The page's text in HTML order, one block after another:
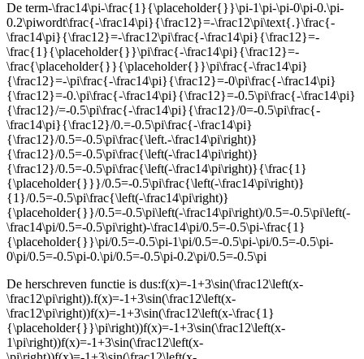
De term-\frac14\pi-\frac{1}{\placeholder{}}\pi-1\pi-\pi-0\pi-0.\pi-
0.2\piwordt\frac{-\frac14\pi}{\frac12}=-\frac12\pi\text{.}\frac{-
\frac14\pi}{\frac12}=-\frac12\pi\frac{-\frac14\pi}{\frac12}=-
\frac{1}{\placeholder{}}\pi\frac{-\frac14\pi}{\frac12}=-
\frac{\placeholder{}}{\placeholder{}}\pi\frac{-\frac14\pi}
{\frac12}=-\pi\frac{-\frac14\pi}{\frac12}=-0\pi\frac{-\frac14\pi}
{\frac12}=-0.\pi\frac{-\frac14\pi}{\frac12}=-0.5\pi\frac{-\frac14\pi}
{\frac12}/=-0.5\pi\frac{-\frac14\pi}{\frac12}/0=-0.5\pi\frac{-
\frac14\pi}{\frac12}/0.=-0.5\pi\frac{-\frac14\pi}
{\frac12}/0.5=-0.5\pi\frac{\left.-\frac14\pi\right)}
{\frac12}/0.5=-0.5\pi\frac{\left(-\frac14\pi\right)}
{\frac12}/0.5=-0.5\pi\frac{\left(-\frac14\pi\right)}{\frac{1}
{\placeholder{}}}/0.5=-0.5\pi\frac{\left(-\frac14\pi\right)}
{1}/0.5=-0.5\pi\frac{\left(-\frac14\pi\right)}
{\placeholder{}}/0.5=-0.5\pi\left(-\frac14\pi\right)/0.5=-0.5\pi\left(-
\frac14\pi/0.5=-0.5\pi\right)-\frac14\pi/0.5=-0.5\pi-\frac{1}
{\placeholder{}}\pi/0.5=-0.5\pi-1\pi/0.5=-0.5\pi-\pi/0.5=-0.5\pi-
0\pi/0.5=-0.5\pi-0.\pi/0.5=-0.5\pi-0.2\pi/0.5=-0.5\pi
De herschreven functie is dus:f(x)=-1+3\sin(\frac12\left(x-
\frac12\pi\right)).f(x)=-1+3\sin(\frac12\left(x-
\frac12\pi\right))f(x)=-1+3\sin(\frac12\left(x-\frac{1}
{\placeholder{}}\pi\right))f(x)=-1+3\sin(\frac12\left(x-
1\pi\right))f(x)=-1+3\sin(\frac12\left(x-